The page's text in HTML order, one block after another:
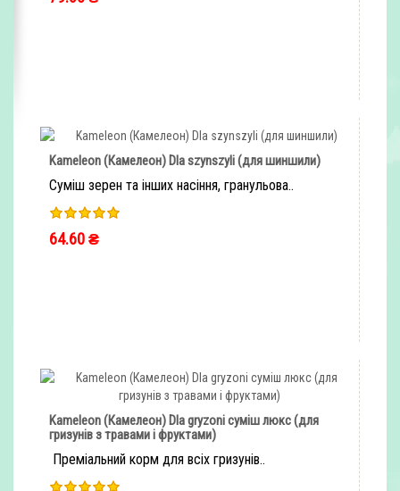
Kameleon (Камелеон) Dla szynszyli (для шиншили)
Суміш зерен та інших насіння, гранульова..
64.60 ₴
Kameleon (Камелеон) Dla gryzoni суміш люкс (для
гризунів з травами і фруктами)
Преміальний корм для всіх гризунів..